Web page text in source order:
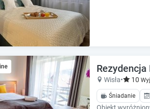
Rezydencja
Wisła• 10
Śniadanie